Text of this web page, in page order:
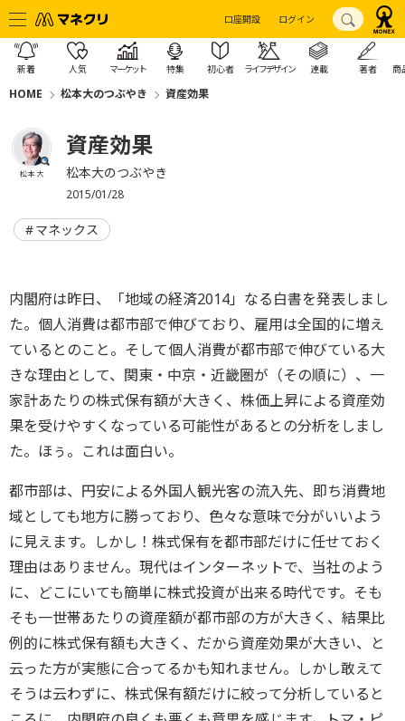
口座開設 ログイン
新着 人気 マーケット 特集 初心者 ライフデザイン 連載 著者 商
HOME 松本大のつぶやき 資産効果
松本 大
資産効果
松本大のつぶやき
2015/01/28
マネックス
内閣府は昨日、「地域の経済2014」なる白書を発表しまし
た。個人消費は都市部で伸びており、雇用は全国的に増え
ているとのこと。そして個人消費が都市部で伸びている大
きな理由として、関東・中京・近畿圏が（その順に）、一
家計あたりの株式保有額が大きく、株価上昇による資産効
果を受けやすくなっている可能性があるとの分析をしまし
た。ほぅ。これは面白い。
都市部は、円安による外国人観光客の流入先、即ち消費地
域としても地方に勝っており、色々な意味で分がいいよう
に見えます。しかし！株式保有を都市部だけに任せておく
理由はありません。現代はインターネットで、当社のよう
に、どこにいても簡単に株式投資が出来る時代です。そも
そも一世帯あたりの資産額が都市部の方が大きく、結果比
例的に株式保有額も大きく、だから資産効果が大きい、と
云った方が実態に合ってるかも知れません。しかし敢えて
そうは云わずに、株式保有額だけに絞って分析していると